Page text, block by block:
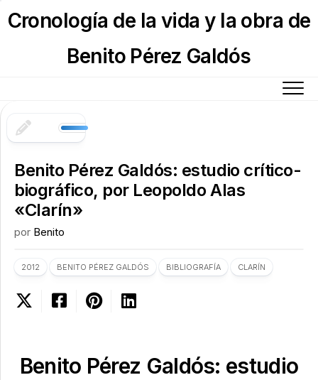
toCronología de la vida y la obra de
Benito Pérez Galdós
Benito Pérez Galdós: estudio crítico-
biográfico, por Leopoldo Alas
«Clarín»
por Benito
2012 BENITO PÉREZ GALDÓS BIBLIOGRAFÍA CLARÍN
Benito Pérez Galdós: estudio